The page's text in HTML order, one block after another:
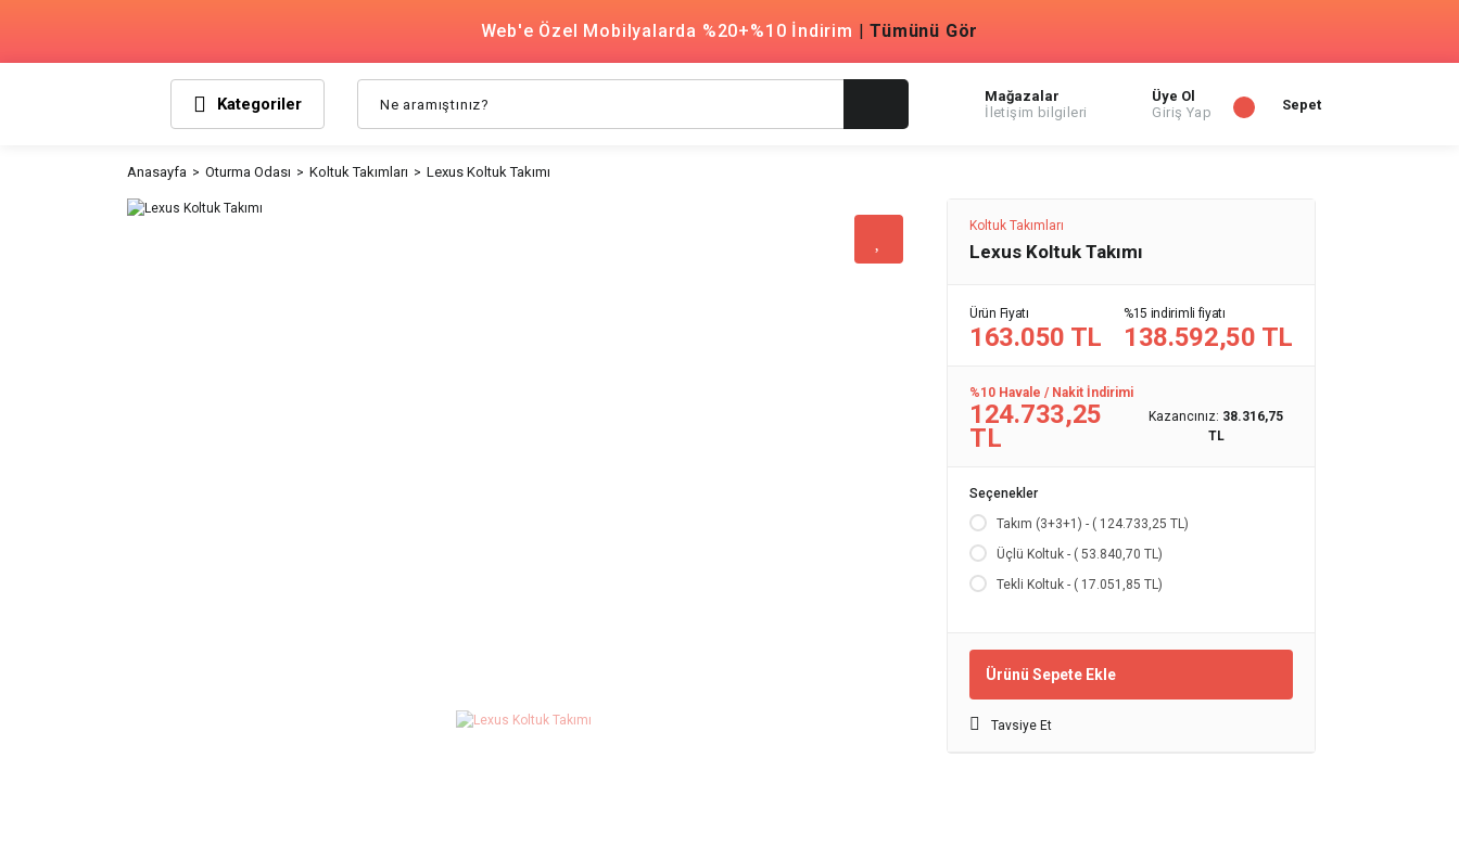
Web'e Özel Mobilyalarda %20+%10 İndirim |Tümünü Gör
Kategoriler
Mağazalar
İletişim bilgileri
Üye Ol
Giriş Yap
Sepet
Anasayfa Oturma Odası Koltuk Takımları Lexus Koltuk Takımı
Koltuk Takımları
Lexus Koltuk Takımı
Ürün Fiyatı
163.050 TL
%15 indirimli fiyatı
138.592,50 TL
%10 Havale / Nakit İndirimi
124.733,25
TL
Kazancınız: 38.316,75
TL
Seçenekler
Takım (3+3+1) - ( 124.733,25 TL)
Üçlü Koltuk - ( 53.840,70 TL)
Tekli Koltuk - ( 17.051,85 TL)
Ürünü Sepete Ekle
Tavsiye Et